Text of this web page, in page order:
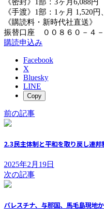
《密封》1部：3ヶ月6,088円
《手渡》1部：1ヶ月 1,520円
《購読料・新時代社直送》
振替口座 ００８６０－４
購読申込み
Facebook
X
Bluesky
LINE
Copy
前の記事
2.3民主体制と平和を取り戻し連
2025年2月19日
次の記事
パレスチナ、与那国、馬毛島現地